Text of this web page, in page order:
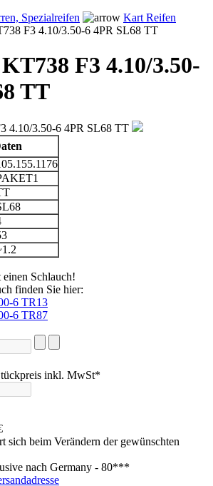
Spezialreifen
Kart Reifen
F3 4.10/3.50-6 4PR SL68 TT
F3 4.10/3.50-
TT
Schlauch!
finden Sie hier:
6 TR13
6 TR87
inkl. MwSt*
sich beim Verändern der gewünschten
nach Germany - 80***